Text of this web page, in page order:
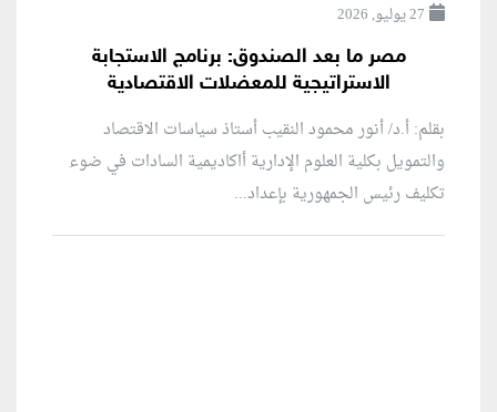
27 يوليو, 2026
مصر ما بعد الصندوق: برنامج الاستجابة
الاستراتيجية للمعضلات الاقتصادية
بقلم: أ.د/ أنور محمود النقيب أستاذ سياسات الاقتصاد
والتمويل بكلية العلوم الإدارية أاكاديمية السادات في ضوء
تكليف رئيس الجمهورية بإعداد...